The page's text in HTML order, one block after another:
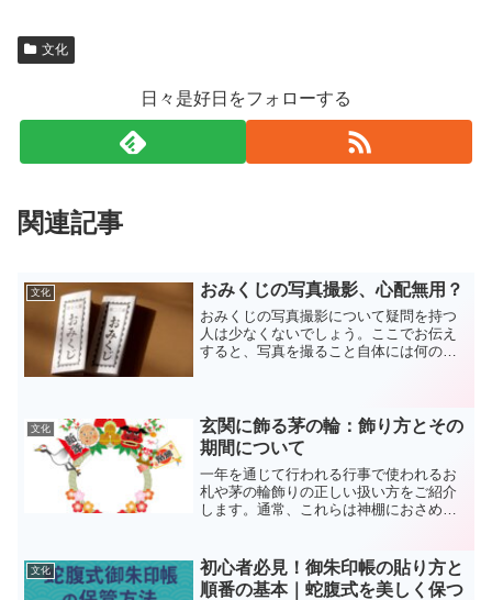
文化
日々是好日をフォローする
関連記事
文化 おみくじの写真撮影、心配無用？
おみくじの写真撮影について疑問を持つ
人は少なくないでしょう。ここでお伝え
すると、写真を撮ること自体には何の問
全てを委ねる訳ではありま...
文化
玄関に飾る茅の輪：飾り方とその
期間について
一年を通じて行われる行事で使われるお
札や茅の輪飾りの正しい扱い方をご紹介
します。通常、これらは神棚におさめる
が期待できます。玄関にスペースがない
場合は、家の中で高い場所...
文化
初心者必見！御朱印帳の貼り方と
順番の基本｜蛇腹式を美しく保つ